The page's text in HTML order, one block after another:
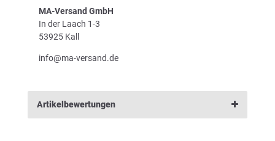
MA-Versand GmbH
In der Laach 1-3
53925 Kall
info@ma-versand.de
Artikelbewertungen